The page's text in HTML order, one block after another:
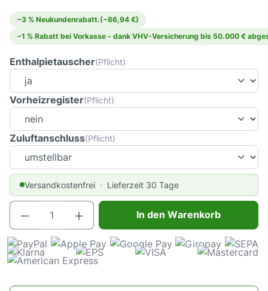
−3 % Neukundenrabatt.(−86,94 €)
−1 % Rabatt bei Vorkasse - dank VHV-Versicherung bis 50.000 €
Enthalpietauscher(Pflicht)
Vorheizregister(Pflicht)
Zuluftanschluss(Pflicht)
Versandkostenfrei Lieferzeit 30 Tage
Produkt Anzahl: Gib den gewünschten
In den Warenkorb